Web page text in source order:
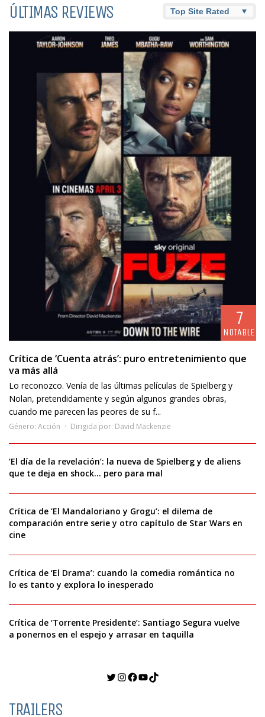
ÚLTIMAS REVIEWS
7
NOTABLE
Crítica de ‘Cuenta atrás’: puro entretenimiento que
va más allá
Lo reconozco. Venía de las últimas películas de Spielberg y
Nolan, pretendidamente y según algunos grandes obras,
cuando me parecen las peores de su f...
Género: Acción Dirigida por: David Mackenzie
‘El día de la revelación’: la nueva de Spielberg y de aliens
que te deja en shock… pero para mal
Crítica de ‘El Mandaloriano y Grogu’: el dilema de
comparación entre serie y otro capítulo de Star Wars en
cine
Crítica de ‘El Drama’: cuando la comedia romántica no
lo es tanto y explora lo inesperado
Crítica de ‘Torrente Presidente’: Santiago Segura vuelve
a ponernos en el espejo y arrasar en taquilla
Twitter
Instagram
Facebook
YouTube
TikTok
TRAILERS